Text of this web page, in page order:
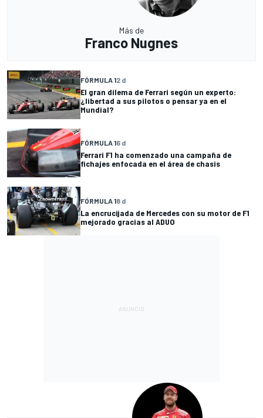
Más de
Franco Nugnes
FÓRMULA 12 d
El gran dilema de Ferrari según un experto:
¿libertad a sus pilotos o pensar ya en el
Mundial?
FÓRMULA 16 d
Ferrari F1 ha comenzado una campaña de
fichajes enfocada en el área de chasis
FÓRMULA 18 d
La encrucijada de Mercedes con su motor de F1
mejorado gracias al ADUO